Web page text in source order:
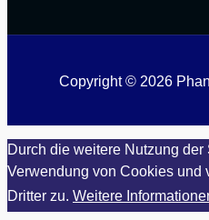
Copyright © 2026
Durch die weitere Nutzung der
Verwendung von Cookies und
Dritter zu. Weitere